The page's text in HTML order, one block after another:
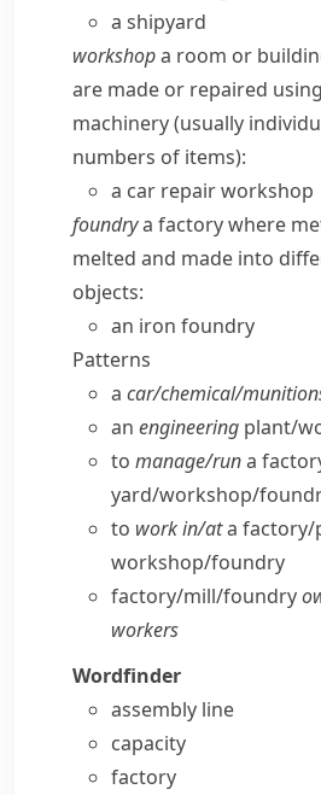
a shipyard
workshopa room or
are made or repaired
machinery (usually
numbers of items):
a car repair workshop
foundrya factory where
melted and made into
objects:
an iron foundry
Patterns
a car/​chemical/​
an engineering plant/​
to manage/​runa
yard/​workshop/​
to work in/​ata factory/​
workshop/​foundry
factory/​mill/​foundry
workers
Wordfinder
assembly line
capacity
factory